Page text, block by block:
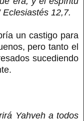
12,7.
un castigo para
pero tanto el
sucediendo
Yahveh a todos